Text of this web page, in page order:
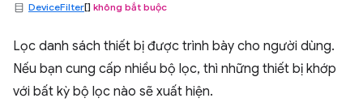
DeviceFilter[] không bắt buộc
Lọc danh sách thiết bị được trình bày cho người dùng.
Nếu bạn cung cấp nhiều bộ lọc, thì những thiết bị khớp
với bất kỳ bộ lọc nào sẽ xuất hiện.